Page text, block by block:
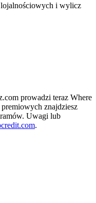
i wylicz
prowadzi teraz Where
znajdziesz
Uwagi lub
.